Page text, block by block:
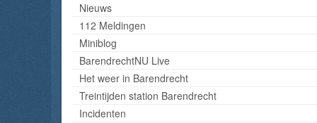
Nieuws
112 Meldingen
Miniblog
BarendrechtNU Live
Het weer in Barendrecht
Treintijden station Barendrecht
Incidenten